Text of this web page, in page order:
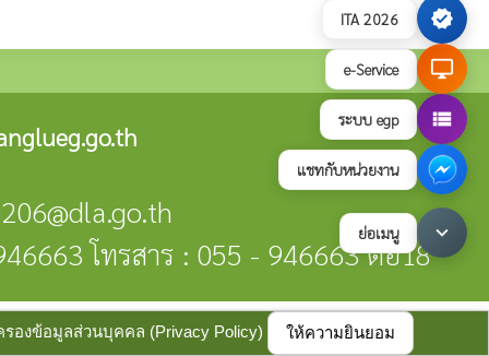
องข้อมูลส่วนบุคคล (Privacy Policy) ให้ความยินยอม
ITA 2026 verified
e-Service desktop_windows
ระบบ egp view_list
แชทกับหน่วยงาน
ย่อเมนู keyboard_arrow_down
โทรสาร : 055 - 946663 ต่อ18
ายการคุ้มครองข้อมูลส่วนบุคคล update : 17 กรกฎาคม 2569